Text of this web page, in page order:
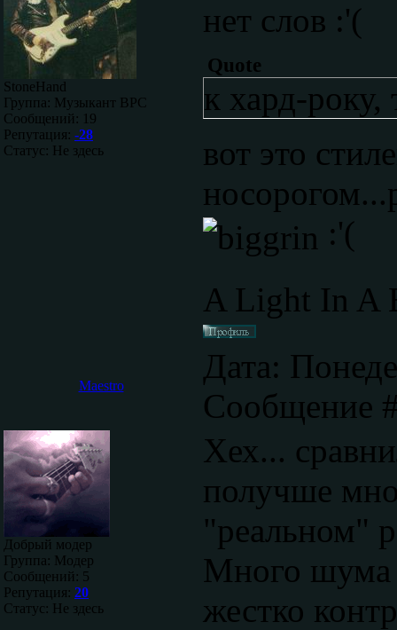
StoneHand
Группа: Музыкант ВРС
Сообщений: 19
Репутация: -28
Статус: Не здесь
нет слов :'(
Quote
к хард-
вот это
:'(
A Light In A
Maestro
Дата:
Сообщение
Добрый модер
Группа: Модер
Сообщений: 5
Репутация: 20
Статус: Не здесь
Хех...
получше
"реальном"
Много шума
жестко